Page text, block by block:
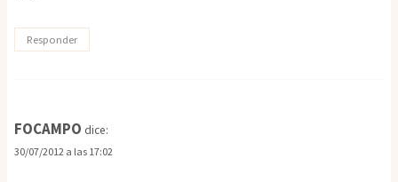
Responder
FOCAMPO dice:
30/07/2012 a las 17:02